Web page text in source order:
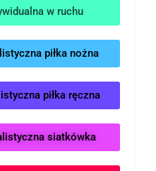
w ruchu
piłka nożna
piłka ręczna
siatkówka